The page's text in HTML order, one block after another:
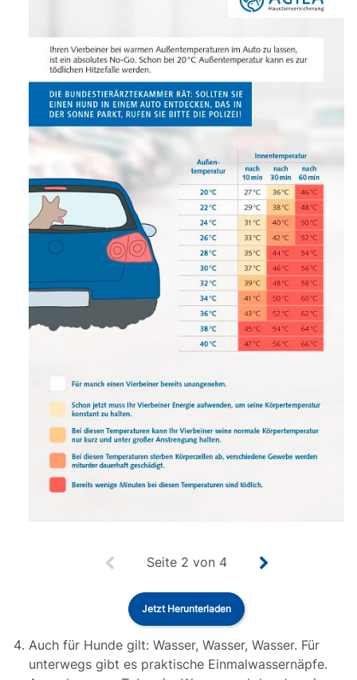
Seite 2 von 4
Jetzt Herunterladen
Auch für Hunde gilt: Wasser, Wasser, Wasser. Für
unterwegs gibt es praktische Einmalwassernäpfe.